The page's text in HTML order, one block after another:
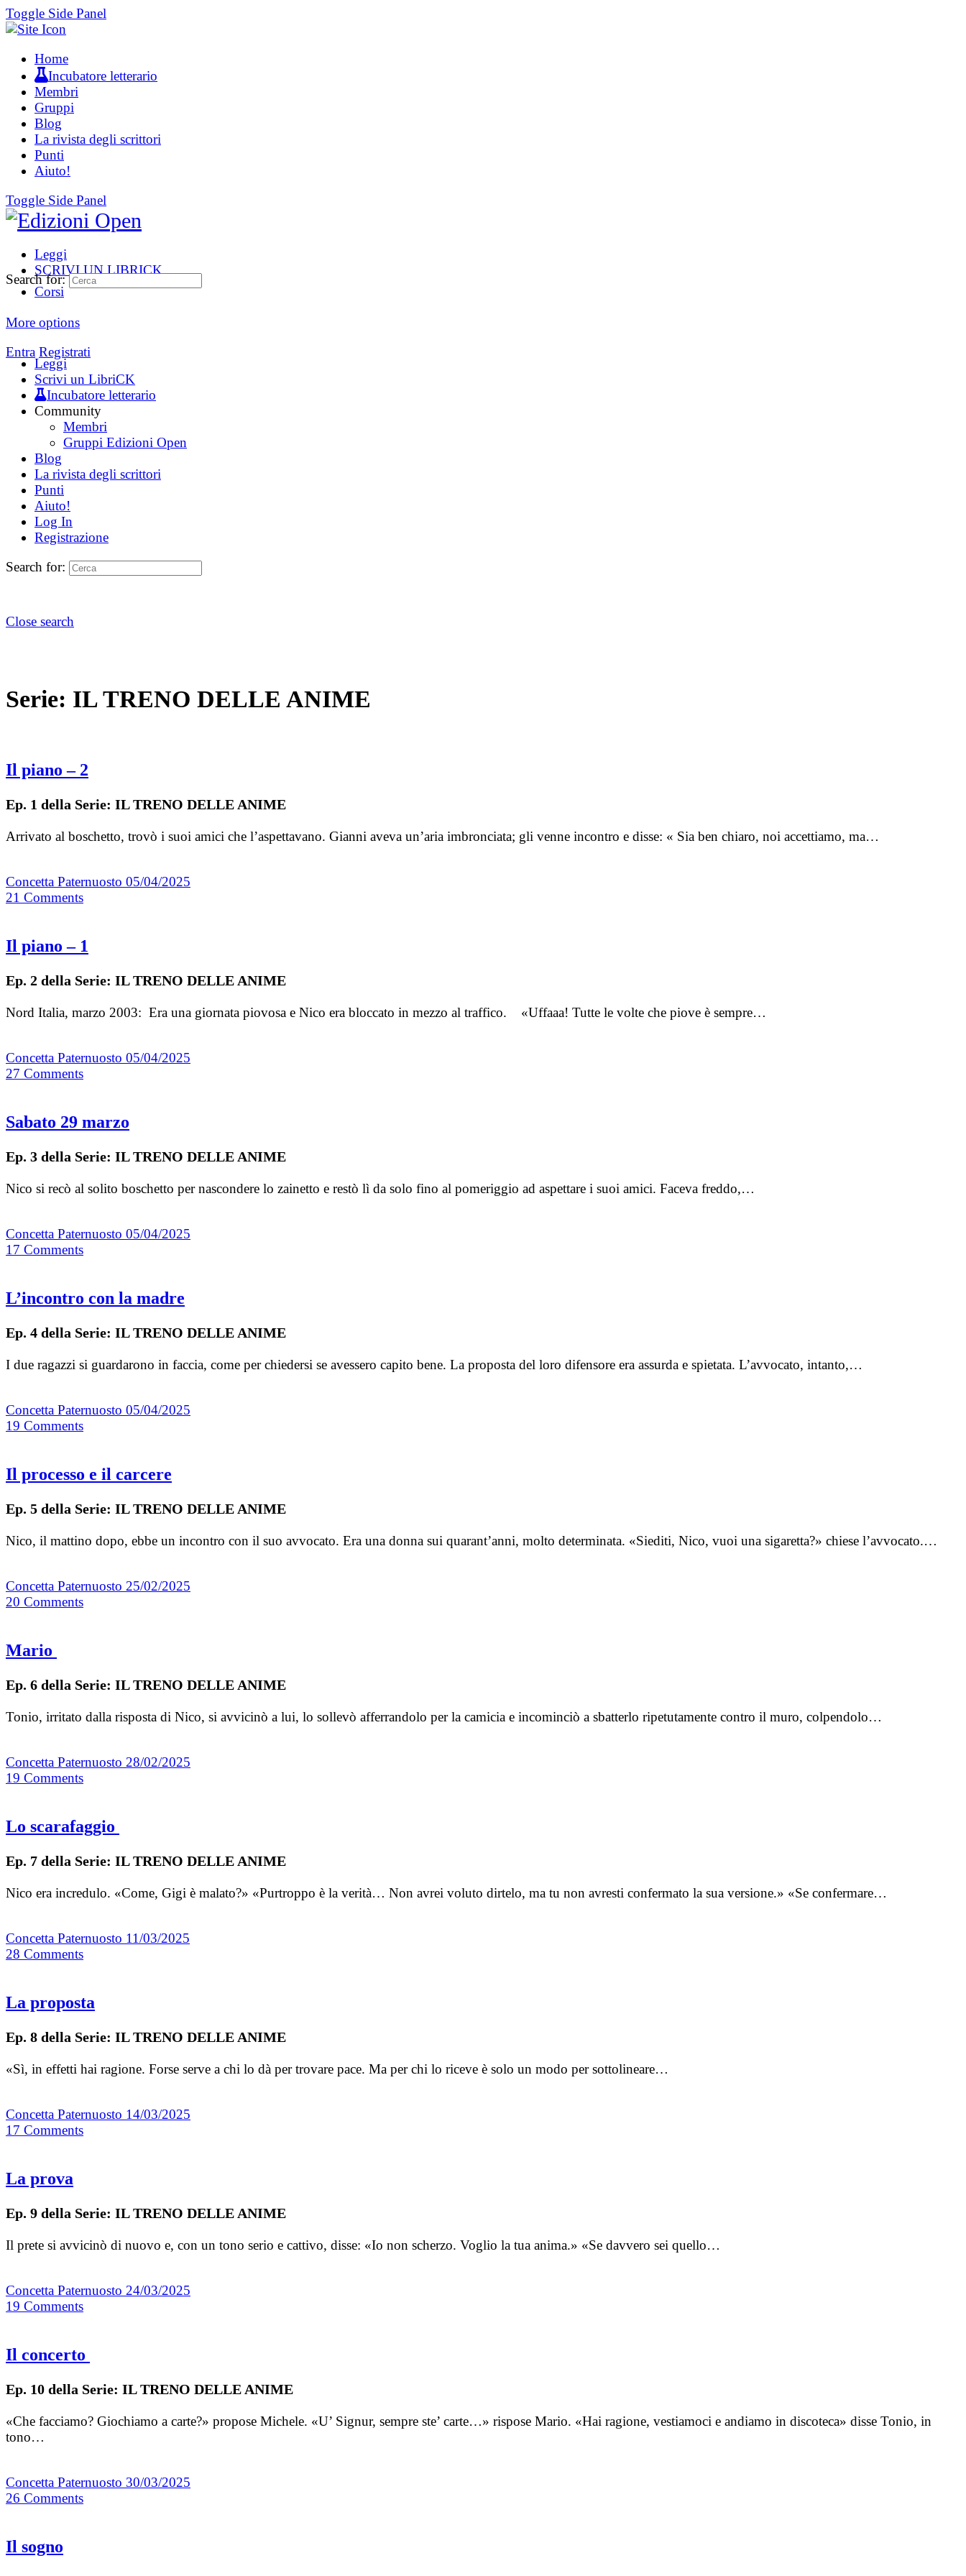
Toggle Side Panel
Home
Incubatore letterario
Membri
Gruppi
Blog
La rivista degli scrittori
Punti
Aiuto!
Toggle Side Panel
Leggi
SCRIVI UN LIBRICK
Corsi
More options
Entra Registrati
Search for:
Leggi
Scrivi un LibriCK
Incubatore letterario
Community
Membri
Gruppi Edizioni Open
Blog
La rivista degli scrittori
Punti
Aiuto!
Log In
Registrazione
Search for:
Close search
Serie: IL TRENO DELLE ANIME
Il piano – 2
Ep. 1 della Serie: IL TRENO DELLE ANIME
Arrivato al boschetto, trovò i suoi amici che l’aspettavano. Gianni aveva un’aria imbronciata; gli venne incontro e disse: « Sia ben chiaro, noi accettiamo, ma…
Concetta Paternuosto 05/04/2025
21 Comments
Il piano – 1
Ep. 2 della Serie: IL TRENO DELLE ANIME
Nord Italia, marzo 2003: Era una giornata piovosa e Nico era bloccato in mezzo al traffico. «Uffaaa! Tutte le volte che piove è sempre…
Concetta Paternuosto 05/04/2025
27 Comments
Sabato 29 marzo
Ep. 3 della Serie: IL TRENO DELLE ANIME
Nico si recò al solito boschetto per nascondere lo zainetto e restò lì da solo fino al pomeriggio ad aspettare i suoi amici. Faceva freddo,…
Concetta Paternuosto 05/04/2025
17 Comments
L’incontro con la madre
Ep. 4 della Serie: IL TRENO DELLE ANIME
I due ragazzi si guardarono in faccia, come per chiedersi se avessero capito bene. La proposta del loro difensore era assurda e spietata. L’avvocato, intanto,…
Concetta Paternuosto 05/04/2025
19 Comments
Il processo e il carcere
Ep. 5 della Serie: IL TRENO DELLE ANIME
Nico, il mattino dopo, ebbe un incontro con il suo avvocato. Era una donna sui quarant’anni, molto determinata. «Siediti, Nico, vuoi una sigaretta?» chiese l’avvocato.…
Concetta Paternuosto 25/02/2025
20 Comments
Mario
Ep. 6 della Serie: IL TRENO DELLE ANIME
Tonio, irritato dalla risposta di Nico, si avvicinò a lui, lo sollevò afferrandolo per la camicia e incominciò a sbatterlo ripetutamente contro il muro, colpendolo…
Concetta Paternuosto 28/02/2025
19 Comments
Lo scarafaggio
Ep. 7 della Serie: IL TRENO DELLE ANIME
Nico era incredulo. «Come, Gigi è malato?» «Purtroppo è la verità… Non avrei voluto dirtelo, ma tu non avresti confermato la sua versione.» «Se confermare…
Concetta Paternuosto 11/03/2025
28 Comments
La proposta
Ep. 8 della Serie: IL TRENO DELLE ANIME
«Sì, in effetti hai ragione. Forse serve a chi lo dà per trovare pace. Ma per chi lo riceve è solo un modo per sottolineare…
Concetta Paternuosto 14/03/2025
17 Comments
La prova
Ep. 9 della Serie: IL TRENO DELLE ANIME
Il prete si avvicinò di nuovo e, con un tono serio e cattivo, disse: «Io non scherzo. Voglio la tua anima.» «Se davvero sei quello…
Concetta Paternuosto 24/03/2025
19 Comments
Il concerto
Ep. 10 della Serie: IL TRENO DELLE ANIME
«Che facciamo? Giochiamo a carte?» propose Michele. «U’ Signur, sempre ste’ carte…» rispose Mario. «Hai ragione, vestiamoci e andiamo in discoteca» disse Tonio, in
tono…
Concetta Paternuosto 30/03/2025
26 Comments
Il sogno